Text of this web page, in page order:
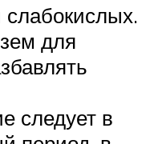
для
следует в